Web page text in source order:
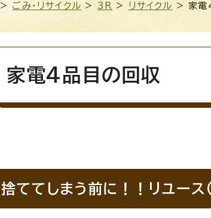
> ごみ・リサイクル > 3R > リサイクル > 家電
家電4品目の回収
捨ててしまう前に！！リユー